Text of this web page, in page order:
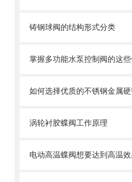
铸钢球阀的结构形式分类
涡轮衬胶蝶阀工作原理